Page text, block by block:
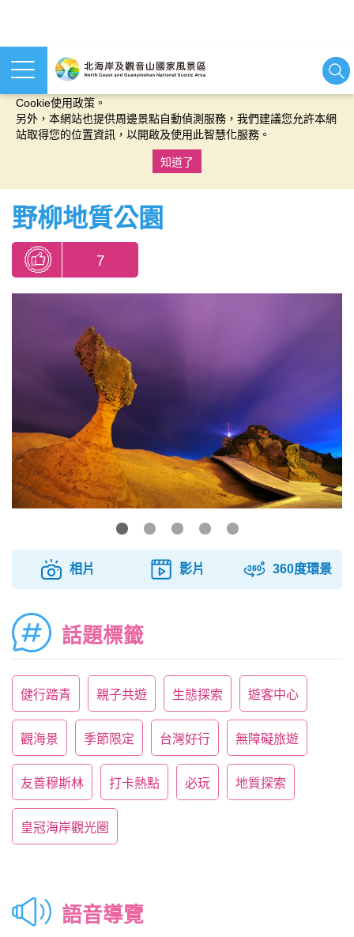
本網站使用cookies等相關技術以持續優化網站服務，並有助於為
Cookie使用政策。
另外，本網站也提供周邊景點自動偵測服務，我們建議您允許本網
站取得您的位置資訊，以開啟及使用此智慧化服務。
知道了
野柳地質公園
7
相片 影片 360度環景
話題標籤
健行踏青 親子共遊 生態探索 遊客中心
觀海景 季節限定 台灣好行 無障礙旅遊
友善穆斯林 打卡熱點 必玩 地質探索
皇冠海岸觀光圈
語音導覽